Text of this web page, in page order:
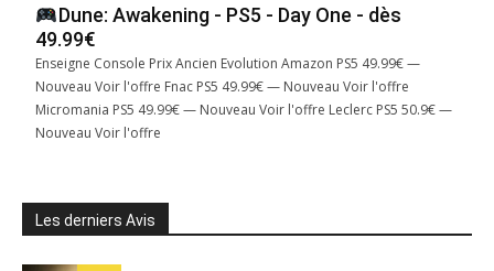
Dune: Awakening - PS5 - Day One - dès
49.99€
Enseigne Console Prix Ancien Evolution Amazon PS5 49.99€ —
Nouveau Voir l'offre Fnac PS5 49.99€ — Nouveau Voir l'offre
Micromania PS5 49.99€ — Nouveau Voir l'offre Leclerc PS5 50.9€ —
Nouveau Voir l'offre
Les derniers Avis